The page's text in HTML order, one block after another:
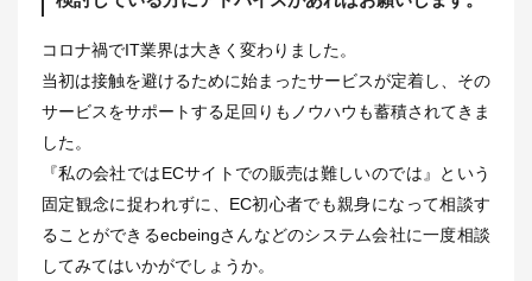
コロナ禍でIT業界は大きく変わりました。
当初は接触を避けるために始まったサービスが定着し、その
サービスをサポートする足回りもノウハウも蓄積されてきま
した。
『私の会社ではECサイトでの販売は難しいのでは』という
固定観念に捉われずに、EC初心者でも親身になって相談す
ることができるecbeingさんなどのシステム会社に一度相談
してみてはいかがでしょうか。